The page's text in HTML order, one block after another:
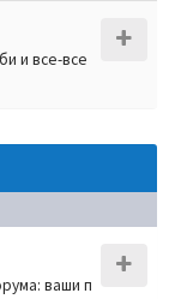
и все-все
ваши п